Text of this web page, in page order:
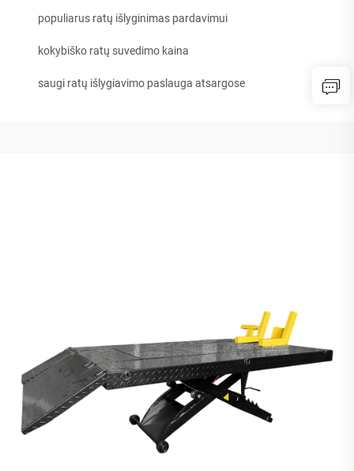
populiarus ratų išlyginimas pardavimui
kokybiško ratų suvedimo kaina
saugi ratų išlygiavimo paslauga atsargose